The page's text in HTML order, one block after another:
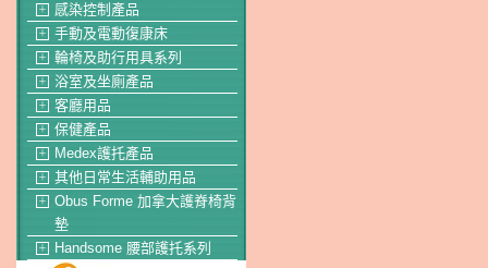
＋ 感染控制產品
＋ 手動及電動復康床
＋ 輪椅及助行用具系列
＋ 浴室及坐廁產品
＋ 客廳用品
＋ 保健產品
＋ Medex護托產品
＋ 其他日常生活輔助用品
＋
Obus Forme 加拿大護脊椅背
墊
＋ Handsome 腰部護托系列